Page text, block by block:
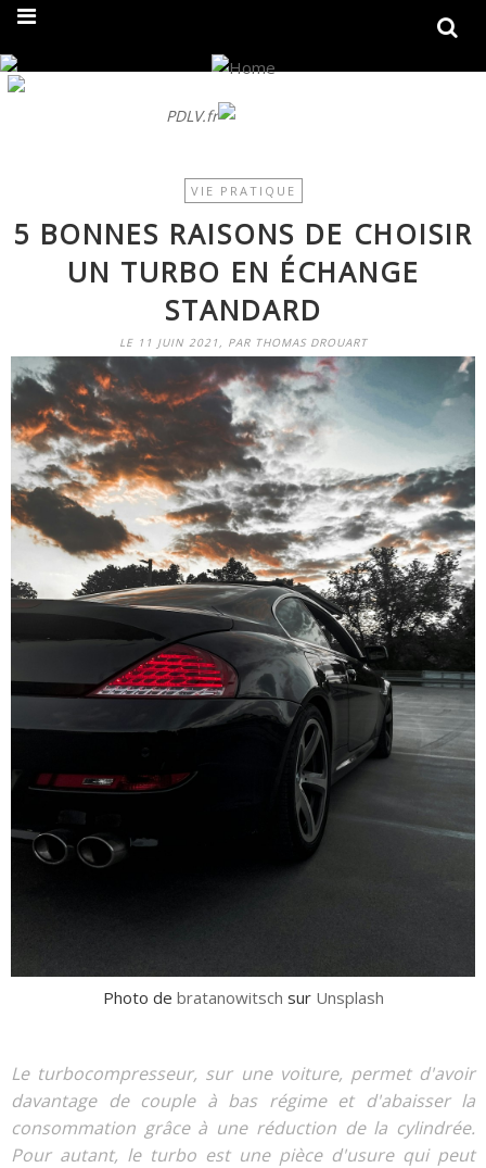
PDLV.fr
VIE PRATIQUE
5 BONNES RAISONS DE CHOISIR
UN TURBO EN ÉCHANGE
STANDARD
LE 11 JUIN 2021, PAR THOMAS DROUART
Photo de bratanowitsch sur Unsplash
Le turbocompresseur, sur une voiture, permet d'avoir
davantage de couple à bas régime et d'abaisser la
consommation grâce à une réduction de la cylindrée.
Pour autant, le turbo est une pièce d'usure qui peut